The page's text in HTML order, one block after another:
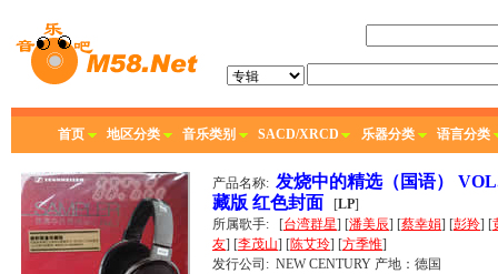
首页 地区分类 音乐类别 SACD/XRCD 乐器分类 语言分类
产品名称: 发烧中的精选（国语）
藏版 红色封面 [LP]
所属歌手: [台湾群星] [潘美辰] [蔡幸娟] [彭羚] [
友] [李茂山] [陈艾玲] [方季惟]
发行公司: NEW CENTURY 产地：德国